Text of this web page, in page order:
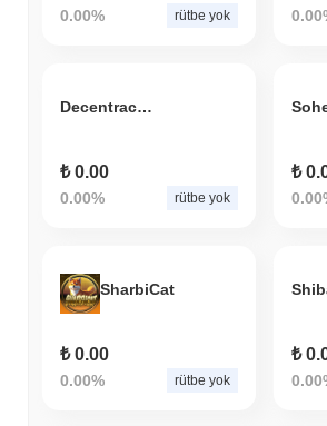
0.00% rütbe yok
Decentracash
₺ 0.00
0.00% rütbe yok
₺
SharbiCat
₺ 0.00
0.00% rütbe yok
₺